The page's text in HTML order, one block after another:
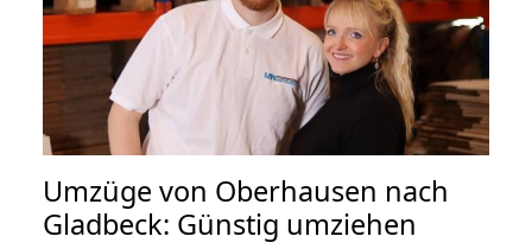
Umzüge von Oberhausen nach
Gladbeck: Günstig umziehen